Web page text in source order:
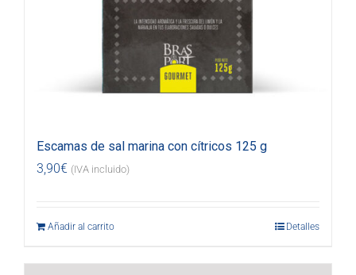
Escamas de sal marina con cítricos 125 g
3,90€ (IVA incluido)
Añadir al carrito Detalles